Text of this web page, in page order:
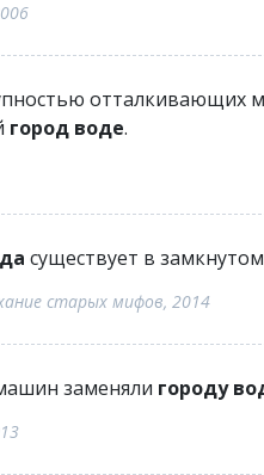
отталкивающих
город воде.
существует в
старых мифов, 2014
заменяли городу